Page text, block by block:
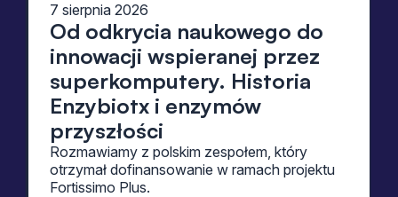
7 sierpnia 2026
Od odkrycia naukowego do
innowacji wspieranej przez
superkomputery. Historia
Enzybiotx i enzymów
przyszłości
Rozmawiamy z polskim zespołem, który
otrzymał dofinansowanie w ramach projektu
Fortissimo Plus.